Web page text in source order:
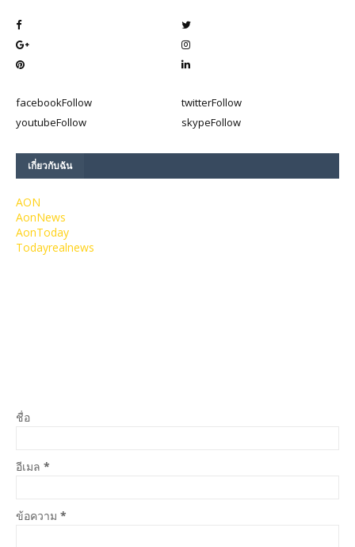
facebookFollow twitterFollow
youtubeFollow skypeFollow
เกี่ยวกับฉัน
AON
AonNews
AonToday
Todayrealnews
ชื่อ
อีเมล *
ข้อความ *